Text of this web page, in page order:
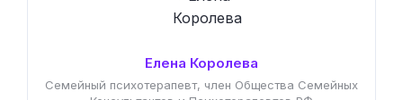
Елена Королева
Семейный психотерапевт, член Общества Семейных